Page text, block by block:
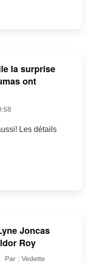
la surprise
ont
Les détails
Joncas
Roy
Par : Vedette